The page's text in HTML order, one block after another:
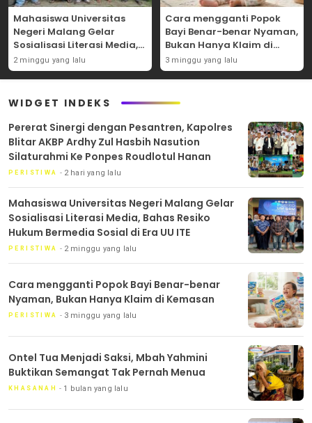
Mahasiswa Universitas
Negeri Malang Gelar
Sosialisasi Literasi Media,
Bahas Resiko Hukum
Bermedia Sosial di Era UU
2 minggu yang lalu
Cara mengganti Popok
Bayi Benar-benar Nyaman,
Bukan Hanya Klaim di
Kemasan
3 minggu yang lalu
WIDGET INDEKS
Pererat Sinergi dengan Pesantren, Kapolres
Blitar AKBP Ardhy Zul Hasbih Nasution
Silaturahmi Ke Ponpes Roudlotul Hanan
PERISTIWA 2 hari yang lalu
Mahasiswa Universitas Negeri Malang Gelar
Sosialisasi Literasi Media, Bahas Resiko
Hukum Bermedia Sosial di Era UU ITE
PERISTIWA 2 minggu yang lalu
Cara mengganti Popok Bayi Benar-benar
Nyaman, Bukan Hanya Klaim di Kemasan
PERISTIWA 3 minggu yang lalu
Ontel Tua Menjadi Saksi, Mbah Yahmini
Buktikan Semangat Tak Pernah Menua
KHASANAH 1 bulan yang lalu